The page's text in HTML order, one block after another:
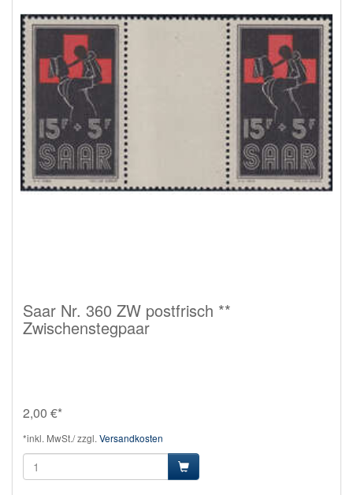
Saar Nr. 360 ZW postfrisch **
Zwischenstegpaar
2,00 €*
*inkl. MwSt./ zzgl. Versandkosten